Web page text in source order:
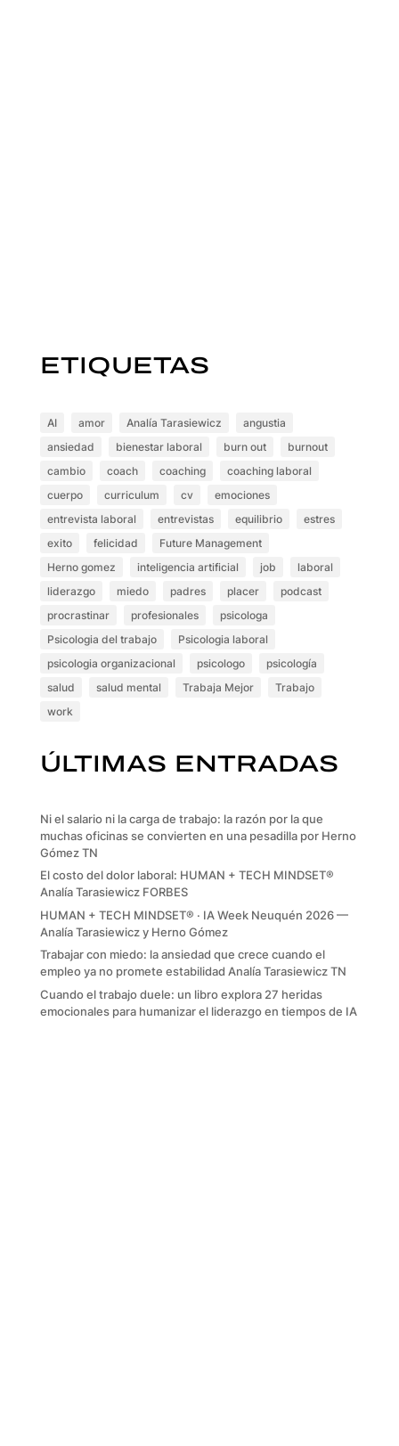
ETIQUETAS
AI amor Analía Tarasiewicz
angustia
ansiedad
bienestar laboral burn out
burnout
cambio
coach coaching
coaching laboral
cuerpo
curriculum cv
emociones
entrevista laboral
entrevistas equilibrio
estres
exito
felicidad
Future Management
Herno gomez
inteligencia artificial job
laboral
liderazgo
miedo padres placer
podcast
procrastinar
profesionales
psicologa
Psicologia del trabajo
Psicologia laboral
psicologia organizacional
psicologo
psicología
salud
salud mental Trabaja Mejor
Trabajo
work
ÚLTIMAS ENTRADAS
Ni el salario ni la carga de trabajo: la razón por la que
muchas oficinas se convierten en una pesadilla por Herno
Gómez TN
El costo del dolor laboral: HUMAN + TECH MINDSET®
Analía Tarasiewicz FORBES
HUMAN + TECH MINDSET® · IA Week Neuquén 2026 —
Analía Tarasiewicz y Herno Gómez
Trabajar con miedo: la ansiedad que crece cuando el
empleo ya no promete estabilidad Analía Tarasiewicz TN
Cuando el trabajo duele: un libro explora 27 heridas
emocionales para humanizar el liderazgo en tiempos de IA